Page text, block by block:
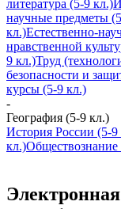
литература (5-9 кл.)
научные предметы
кл.)Естественно-
нравственной
9 кл.)Труд
безопасности и
курсы (5-9 кл.)
-
География (5-9 кл.)
История России (5-9
кл.)Обществознание